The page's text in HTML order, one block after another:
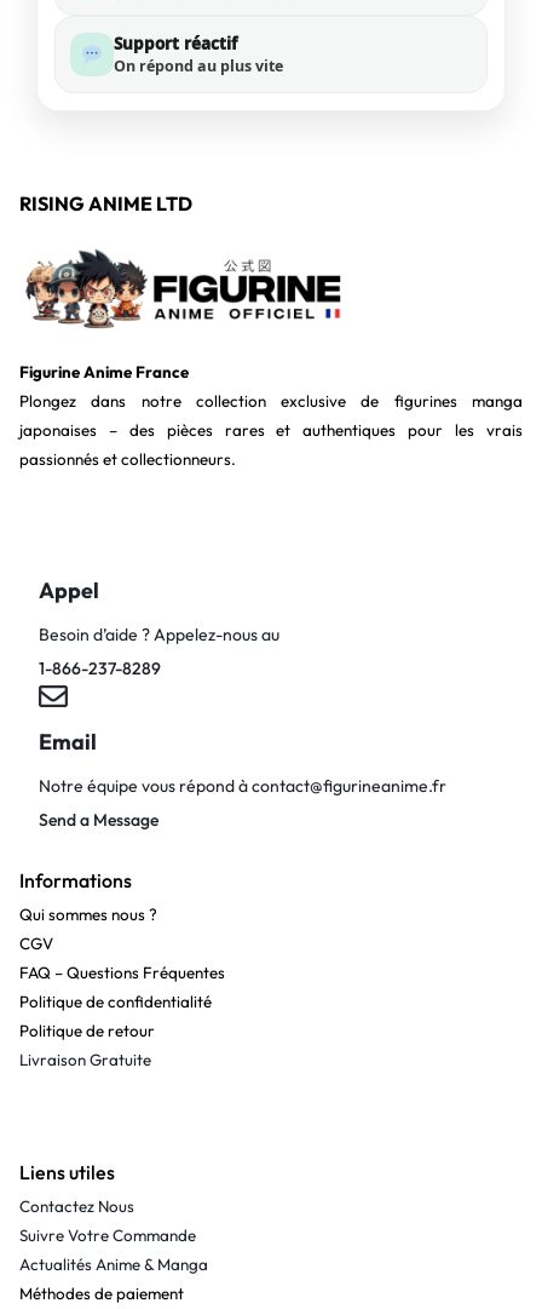
Support réactif
On répond au plus vite
RISING ANIME LTD
Figurine Anime France
Plongez dans notre collection exclusive de figurines manga
japonaises – des pièces rares et authentiques pour les vrais
passionnés et collectionneurs.
Appel
Besoin d’aide ? Appelez-nous au
1-866-237-8289
Email
Notre équipe vous répond àcontact@figurineanime.fr
Send a Message
Informations
Qui sommes nous ?
CGV
FAQ – Questions Fréquentes
Politique de confidentialité
Politique de retour
Livraison Gratuite
Liens utiles
Contactez Nous
Suivre Votre Commande
Actualités Anime & Manga
Méthodes de paiement